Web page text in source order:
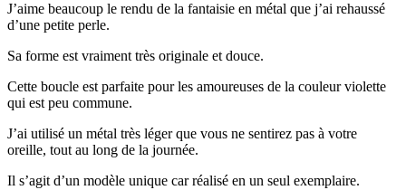
J’aime beaucoup le rendu de la fantaisie en métal que j’ai rehaussé
d’une petite perle.
Sa forme est vraiment très originale et douce.
Cette boucle est parfaite pour les amoureuses de la couleur violette
qui est peu commune.
J’ai utilisé un métal très léger que vous ne sentirez pas à votre
oreille, tout au long de la journée.
Il s’agit d’un modèle unique car réalisé en un seul exemplaire.